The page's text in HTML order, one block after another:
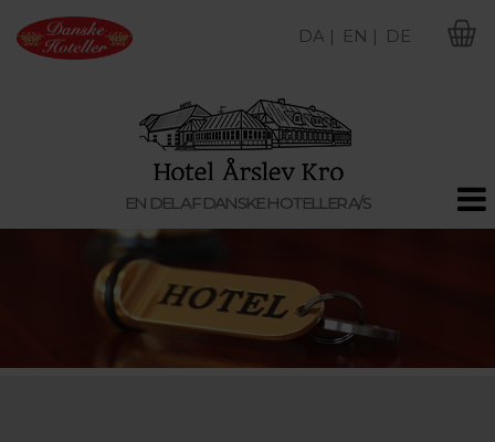
EN DEL AF DANSKE HOTELLER A/S
DA | EN | DE